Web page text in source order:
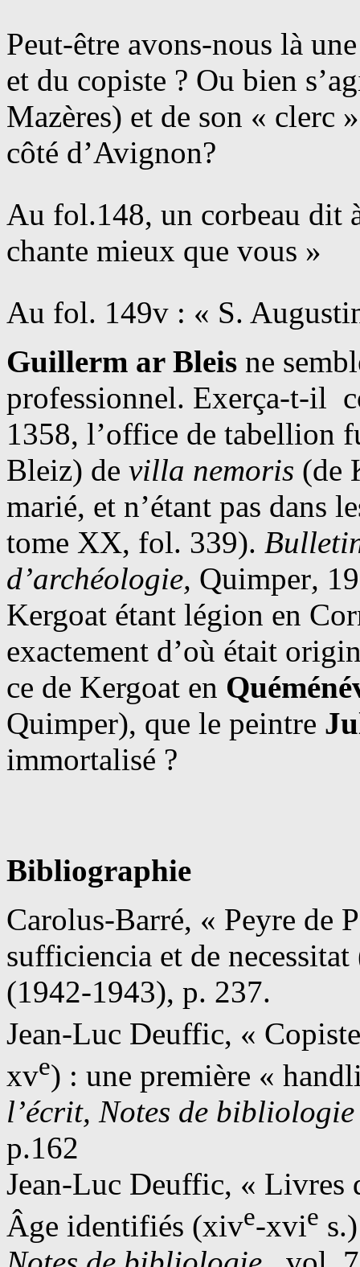
Peut-être avons-nous là
et du copiste ? Ou bien
Mazères) et de son « clerc
côté d’Avignon?
Au fol.148, un corbeau dit
chante mieux que vous »
Au fol. 149v : « S.
Guillerm ar Bleis ne
professionnel. Exerça-t-il
1358, l’office de tabellion
Bleiz) de villa nemoris (de
marié, et n’étant pas dans
tome XX, fol. 339).
d’archéologie, Quimper,
Kergoat étant légion en
exactement d’où était
ce de Kergoat en
Quimper), que le peintre
immortalisé ?
Bibliographie
Carolus-Barré, « Peyre de
sufficiencia et de
(1942-1943), p. 237.
Jean-Luc Deuffic, «
xve) : une première «
l’écrit, Notes de bibliologie
p.162
Jean-Luc Deuffic, « Livres
Âge identifiés (xive-xvie